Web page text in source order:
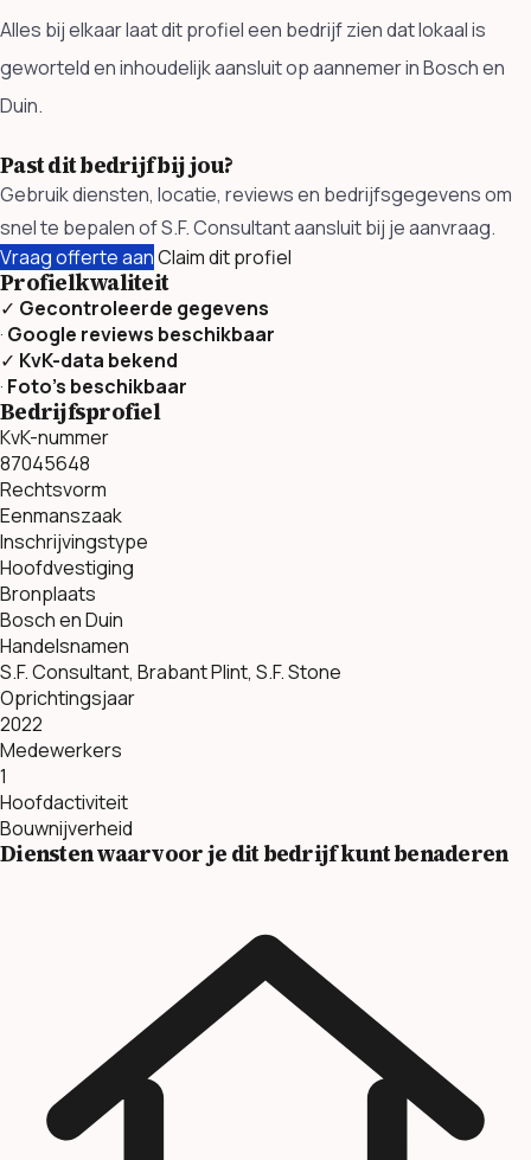
Alles bij elkaar laat dit profiel een bedrijf zien dat lokaal is
geworteld en inhoudelijk aansluit op aannemer in Bosch en
Duin.
Past dit bedrijf bij jou?
Gebruik diensten, locatie, reviews en bedrijfsgegevens om
snel te bepalen of S.F. Consultant aansluit bij je aanvraag.
Vraag offerte aanClaim dit profiel
Profielkwaliteit
✓ Gecontroleerde gegevens
· Google reviews beschikbaar
✓ KvK-data bekend
· Foto’s beschikbaar
Bedrijfsprofiel
KvK-nummer
87045648
Rechtsvorm
Eenmanszaak
Inschrijvingstype
Hoofdvestiging
Bronplaats
Bosch en Duin
Handelsnamen
S.F. Consultant, Brabant Plint, S.F. Stone
Oprichtingsjaar
2022
Medewerkers
1
Hoofdactiviteit
Bouwnijverheid
Diensten waarvoor je dit bedrijf kunt benaderen